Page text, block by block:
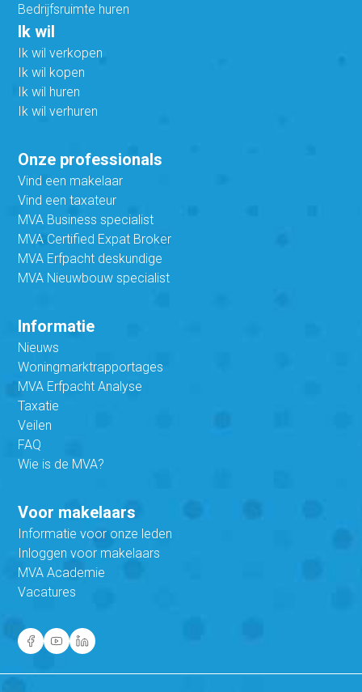
Bedrijfsruimte huren
Ik wil
Ik wil verkopen
Ik wil kopen
Ik wil huren
Ik wil verhuren
Onze professionals
Vind een makelaar
Vind een taxateur
MVA Business specialist
MVA Certified Expat Broker
MVA Erfpacht deskundige
MVA Nieuwbouw specialist
Informatie
Nieuws
Woningmarktrapportages
MVA Erfpacht Analyse
Taxatie
Veilen
FAQ
Wie is de MVA?
Voor makelaars
Informatie voor onze leden
Inloggen voor makelaars
MVA Academie
Vacatures